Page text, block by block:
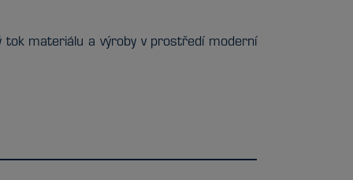
materiálu a výroby v prostředí moderní